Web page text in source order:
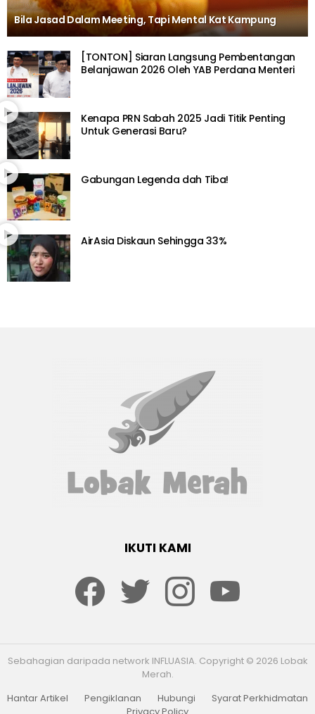
Bila Jasad Dalam Meeting, Tapi Mental Kat Kampung
[TONTON] Siaran Langsung Pembentangan
Belanjawan 2026 Oleh YAB Perdana Menteri
Kenapa PRN Sabah 2025 Jadi Titik Penting
Untuk Generasi Baru?
Gabungan Legenda dah Tiba!
AirAsia Diskaun Sehingga 33%
IKUTI KAMI
Sebahagian daripada network INFLUASIA. Copyright © 2026 Lobak
Merah.
Hantar Artikel
Pengiklanan Hubungi
Syarat Perkhidmatan
Privacy Policy